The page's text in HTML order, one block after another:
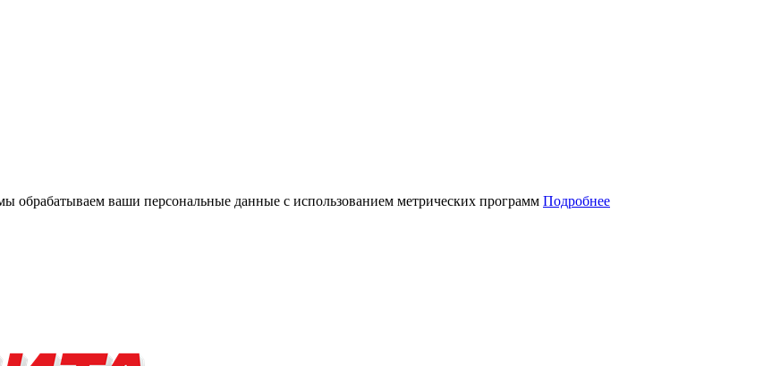
обрабатываем ваши персональные данные с использованием метрических программ Подробнее